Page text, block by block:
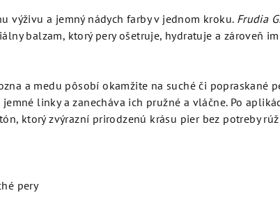
výživu a jemný nádych farby v jednom kroku. Frudia
balzam, ktorý pery ošetruje, hydratuje a zároveň im
a medu pôsobí okamžite na suché či popraskané
linky a zanecháva ich pružné a vláčne. Po
ktorý zvýrazní prirodzenú krásu pier bez potreby
pery